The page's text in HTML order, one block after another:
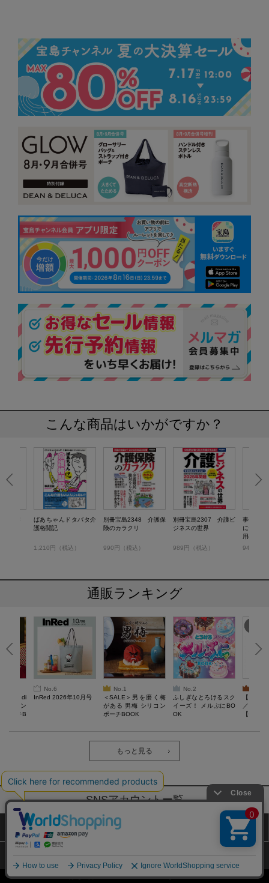
こんな商品はいかがですか？
れる時
ばあちゃんドタバタ介
護格闘記
1,210円（税込）
別冊宝島2348 介護保
険のカラクリ
990円（税込）
別冊宝島2307 介護ビ
ジネスの世界
989円（税込）
事例で
に合っ
用のすべ
943円（
通販ランキング
di
ティン
ポーチB
No.6
InRed 2026年10月号
No.1
＜SALE＞男を磨く梅
がある 男梅 シリコン
ポーチBOOK
No.2
ふしぎなとろけるスク
イーズ！ メルぷにBO
OK
【
／Lサイ
【一般
ウェア
もっと見る
SNSアカウントー覧
サイトマップ
Copyright (c) TAKARAJIMASHA,Inc. All Rights Reserved.